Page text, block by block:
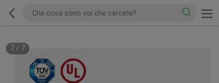
7/ 7